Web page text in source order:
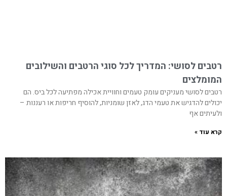
רטבים לסושי: המדריך לכל סוגי הרטבים והשילובים
המומלצים
רטבים לסושי מעניקים עומק טעמים וחוויית אכילה מפתיעה לכל ביס. הם
יכולים להדגיש את טעמי הדג, לאזן שומניות, להוסיף חריפות או רעננות –
ולעיתים אף
קרא עוד »